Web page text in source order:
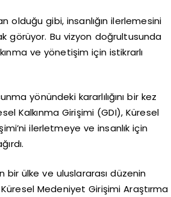
olduğu gibi, insanlığın ilerlemesini
görüyor. Bu vizyon doğrultusunda
ve yönetişim için istikrarlı
yönündeki kararlılığını bir kez
Kalkınma Girişimi (GDI), Küresel
ilerletmeye ve insanlık için
bir ülke ve uluslararası düzenin
Medeniyet Girişimi Araştırma